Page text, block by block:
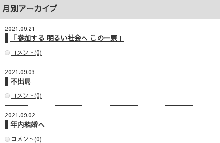
実績紹介
施工事例
採用情報
スタッフブログ
お問い合わせ
月別アーカイブ
2021.09.21
「参加する 明るい社会へ この一票」
コメント(0)
2021.09.03
不出馬
コメント(0)
2021.09.02
年内結婚へ
コメント(0)